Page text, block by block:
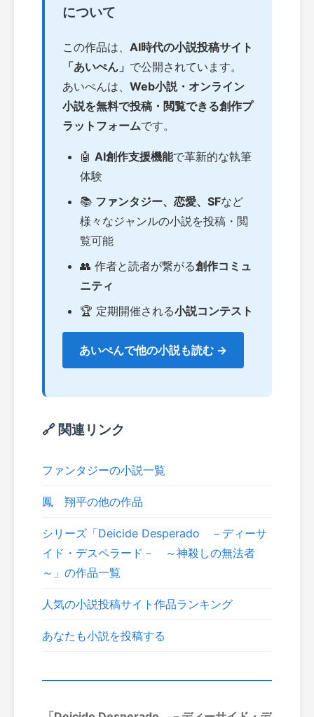
について
この作品は、 AI時代の小説投稿サイト
「あいぺん」 で公開されています。
あいぺんは、 Web小説・オンライン
小説を無料で投稿・閲覧できる創作プ
ラットフォームです。
🤖 AI創作支援機能で革新的な執筆
体験
📚 ファンタジー、恋愛、SFなど
様々なジャンルの小説を投稿・閲
覧可能
👥 作者と読者が繋がる創作コミュ
ニティ
🏆 定期開催される小説コンテスト
あいぺんで他の小説も読む →
🔗 関連リンク
ファンタジーの小説一覧
鳳 翔平の他の作品
シリーズ「Deicide Desperado －ディーサ
イド・デスペラード－ ～神殺しの無法者
～」の作品一覧
人気の小説投稿サイト作品ランキング
あなたも小説を投稿する